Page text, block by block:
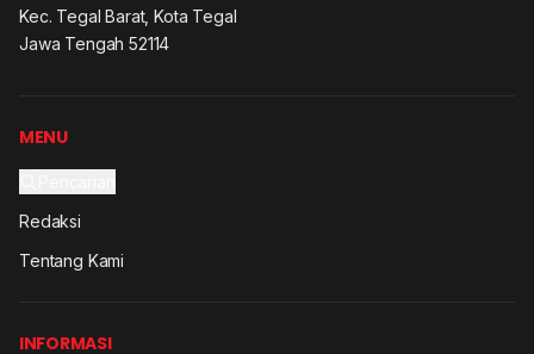
Kec. Tegal Barat, Kota Tegal
Jawa Tengah 52114
MENU
Redaksi
Tentang Kami
INFORMASI